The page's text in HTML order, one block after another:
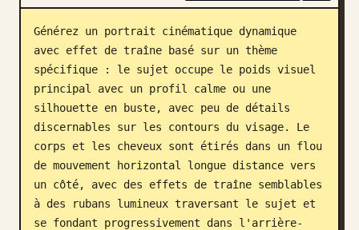
Blog
Mises à jour
Générez un portrait cinématique dynamique
avec effet de traîne basé sur un thème
spécifique : le sujet occupe le poids visuel
principal avec un profil calme ou une
silhouette en buste, avec peu de détails
discernables sur les contours du visage. Le
corps et les cheveux sont étirés dans un flou
de mouvement horizontal longue distance vers
un côté, avec des effets de traîne semblables
à des rubans lumineux traversant le sujet et
se fondant progressivement dans l'arrière-